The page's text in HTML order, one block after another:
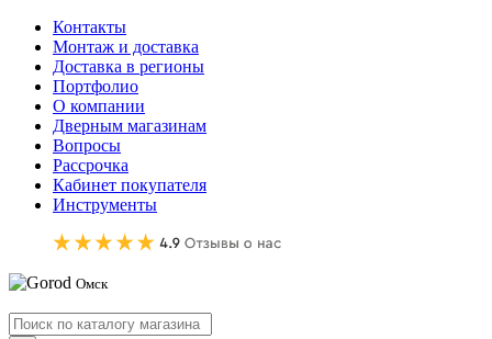
Контакты
Монтаж и доставка
Доставка в регионы
Портфолио
О компании
Дверным магазинам
Вопросы
Рассрочка
Кабинет покупателя
Инструменты
Омск